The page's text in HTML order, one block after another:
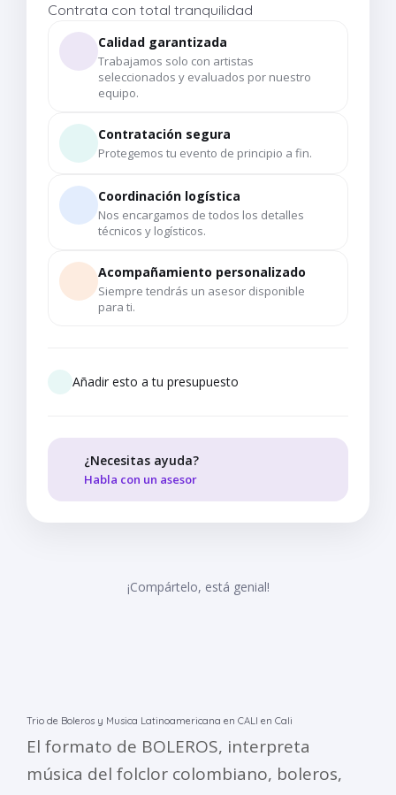
Contrata con total tranquilidad
Calidad garantizada
Trabajamos solo con artistas
seleccionados y evaluados por nuestro
equipo.
Contratación segura
Protegemos tu evento de principio a fin.
Coordinación logística
Nos encargamos de todos los detalles
técnicos y logísticos.
Acompañamiento personalizado
Siempre tendrás un asesor disponible
para ti.
Añadir esto a tu presupuesto
¿Necesitas ayuda?
Habla con un asesor
¡Compártelo, está genial!
Trio de Boleros y Musica Latinoamericana en CALI en Cali
El formato de BOLEROS, interpreta
música del folclor colombiano, boleros,